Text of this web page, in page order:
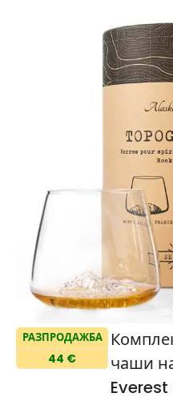
РАЗПРОДАЖБА
44 €
чаши